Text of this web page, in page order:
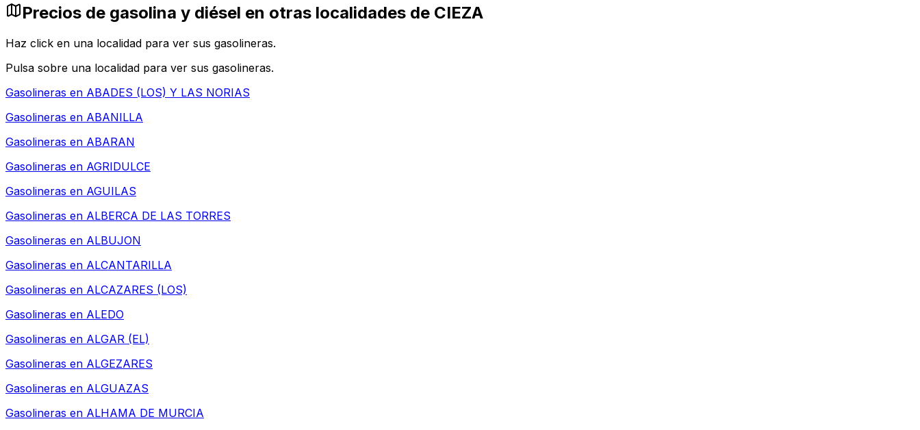
Precios de gasolina y diésel en otras localidades de CIEZA
Haz click en una localidad para ver sus gasolineras.
Pulsa sobre una localidad para ver sus gasolineras.
Gasolineras en ABADES (LOS) Y LAS NORIAS
Gasolineras en ABANILLA
Gasolineras en ABARAN
Gasolineras en AGRIDULCE
Gasolineras en AGUILAS
Gasolineras en ALBERCA DE LAS TORRES
Gasolineras en ALBUJON
Gasolineras en ALCANTARILLA
Gasolineras en ALCAZARES (LOS)
Gasolineras en ALEDO
Gasolineras en ALGAR (EL)
Gasolineras en ALGEZARES
Gasolineras en ALGUAZAS
Gasolineras en ALHAMA DE MURCIA